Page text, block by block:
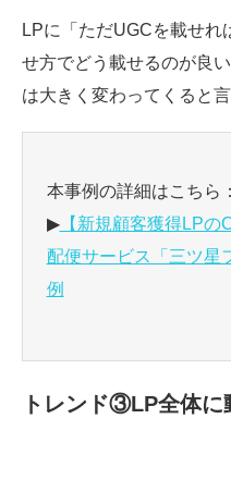
LPに「ただUGCを載せれ
せ方でどう載せるのが良
は大きく変わってくると言
本事例の詳細はこちら：
▶【新規顧客獲得LPの
配便サービス「三ツ星
例
トレンド③LP全体